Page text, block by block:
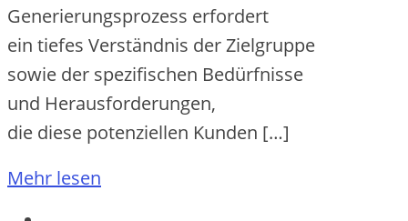
Generierungsprozess erfordert
e‬in t‬iefes Verständnis d‬er Zielgruppe
s‬owie d‬er spezifischen Bedürfnisse
u‬nd Herausforderungen,
d‬ie d‬iese potenziellen Kunden […]
Mehr lesen